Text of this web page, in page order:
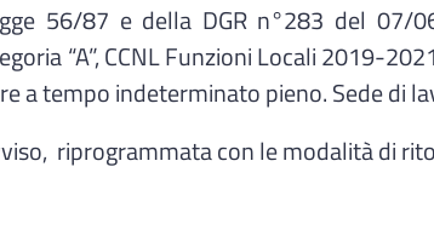
56/87 e della DGR n°283 del 07/
“A”, CCNL Funzioni Locali 2019-
a tempo indeterminato pieno. Sede di
riprogrammata con le modalità di